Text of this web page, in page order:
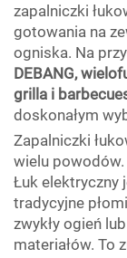
zapalniczki
gotowania na
ogniska. Na
DEBANG,
grilla i
doskonałym
Zapalniczki
wielu powodów.
Łuk elektryczny
tradycyjne
zwykły ogień
materiałów. To